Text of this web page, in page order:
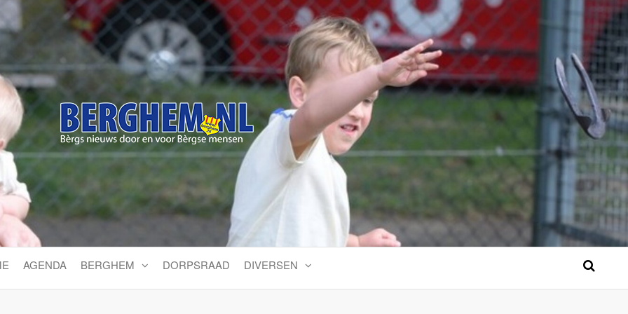
Bérgs nieuws door en voor Bérgse mensen
AGENDA BERGHEM DORPSRAAD DIVERSEN